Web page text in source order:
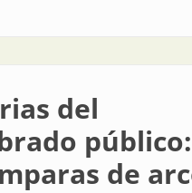
del
público:
de